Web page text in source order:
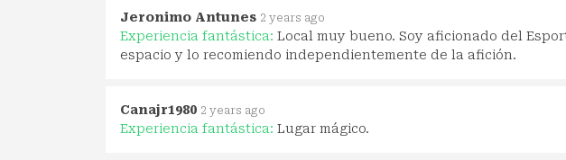
Jeronimo Antunes 2 years ago
Experiencia fantástica: Local muy bueno. Soy aficionado del
espacio y lo recomiendo independientemente de la afición.
Canajr1980 2 years ago
Experiencia fantástica: Lugar mágico.